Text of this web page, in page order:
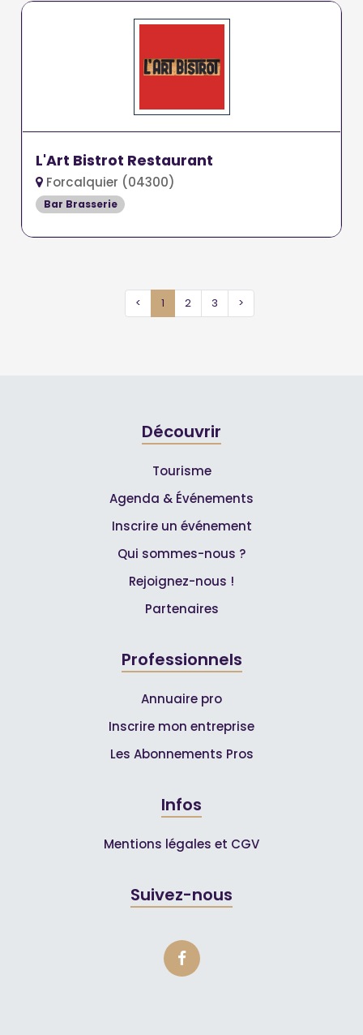
L'Art Bistrot Restaurant
Forcalquier (04300)
Bar Brasserie
< 1 2 3 >
Découvrir
Tourisme
Agenda & Événements
Inscrire un événement
Qui sommes-nous ?
Rejoignez-nous !
Partenaires
Professionnels
Annuaire pro
Inscrire mon entreprise
Les Abonnements Pros
Infos
Mentions légales et CGV
Suivez-nous